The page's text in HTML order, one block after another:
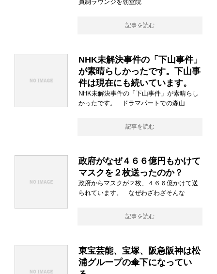
員制ラウンジを朝堂院
記事を読む
NHK未解決事件の「下山事件」
が素晴らしかったです。下山事
件は現在にも続いています。
NHK未解決事件の「下山事件」が素晴らし
かったです。 ドラマパートでの森山
記事を読む
政府がなぜ４６６億円もかけて
マスクを２枚送ったのか？
政府からマスクが２枚、４６６億かけて送
られています。 なぜわざわざそんな
記事を読む
東宝芸能、宝塚、阪急阪神は松
浦グループの傘下になってい